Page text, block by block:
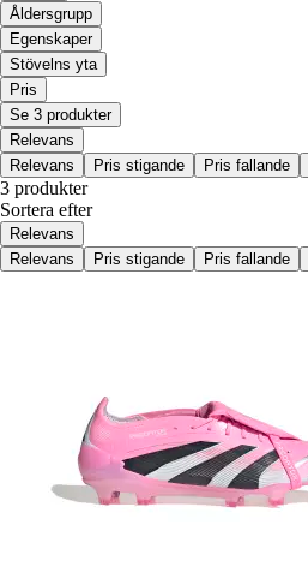
Åldersgrupp
Egenskaper
Stövelns yta
Pris
Se 3 produkter
Relevans
Relevans
Pris stigande Pris fallande
3 produkter
Sortera efter
Relevans
Relevans
Pris stigande Pris fallande